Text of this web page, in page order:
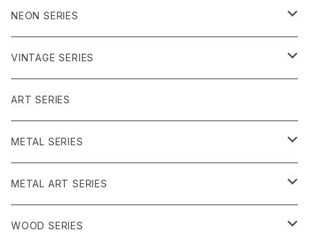
ブルー系
パープル系
グリーン系
うみのいきもの
NEON SERIES
イエロー系
ピンク系
VINTAGE SERIES
レッド系
グリーン系
ピンク系
イエロー系
ART SERIES
METAL SERIES
クリア系
ブラック系
METAL ART SERIES
ブルー系
WOOD SERIES